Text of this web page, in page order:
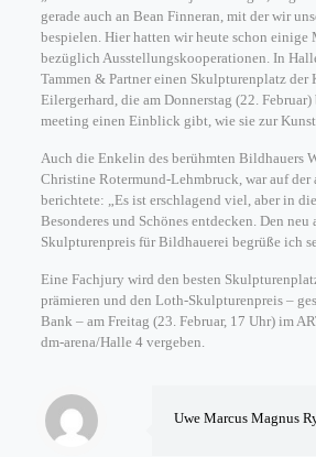
gerade auch an Bean Finneran, mit der wir
bespielen. Hier hatten wir heute schon einige
bezüglich Ausstellungskooperationen. In
Tammen & Partner einen Skulpturenplatz der
Eilergerhard, die am Donnerstag (22.
meeting einen Einblick gibt, wie sie zur
Auch die Enkelin des berühmten Bildhauers
Christine Rotermund-Lehmbruck, war auf
berichtete: „Es ist erschlagend viel, aber in
Besonderes und Schönes entdecken. Den
Skulpturenpreis für Bildhauerei begrüße ich
Eine Fachjury wird den besten
prämieren und den Loth-Skulpturenpreis –
Bank – am Freitag (23. Februar, 17 Uhr) im
dm-arena/Halle 4 vergeben.
Uwe Marcus Magnus